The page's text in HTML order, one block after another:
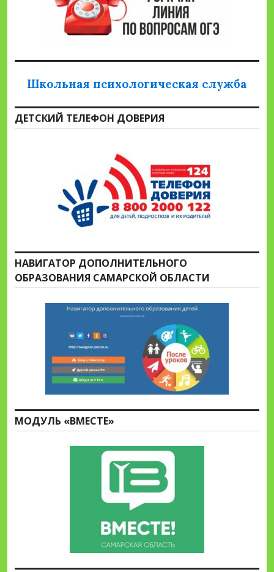
Школьная психологическая служба
ДЕТСКИЙ ТЕЛЕФОН ДОВЕРИЯ
НАВИГАТОР ДОПОЛНИТЕЛЬНОГО
ОБРАЗОВАНИЯ САМАРСКОЙ ОБЛАСТИ
МОДУЛЬ «ВМЕСТЕ»